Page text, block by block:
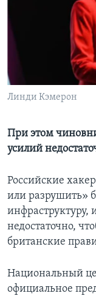
Learning English
СОЦИАЛЬНЫЕ СЕТИ
Линди Кэмерон
При этом
усилий
Российские
или разрушить»
инфраструктуру,
недостаточно,
британские
Национальный
официальное